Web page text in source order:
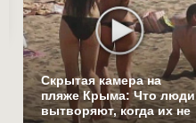
Скрытая камера на
пляже Крыма: Что люди
вытворяют, когда их не